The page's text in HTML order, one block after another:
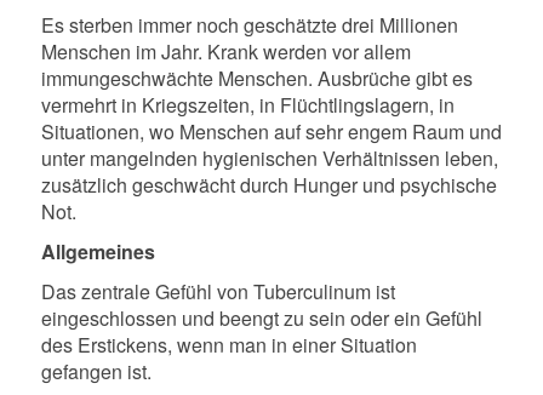
Es sterben immer noch geschätzte drei Millionen
Menschen im Jahr. Krank werden vor allem
immungeschwächte Menschen. Ausbrüche gibt es
vermehrt in Kriegszeiten, in Flüchtlingslagern, in
Situationen, wo Menschen auf sehr engem Raum und
unter mangelnden hygienischen Verhältnissen leben,
zusätzlich geschwächt durch Hunger und psychische
Not.
Allgemeines
Das zentrale Gefühl von Tuberculinum ist
eingeschlossen und beengt zu sein oder ein Gefühl
des Erstickens, wenn man in einer Situation
gefangen ist.